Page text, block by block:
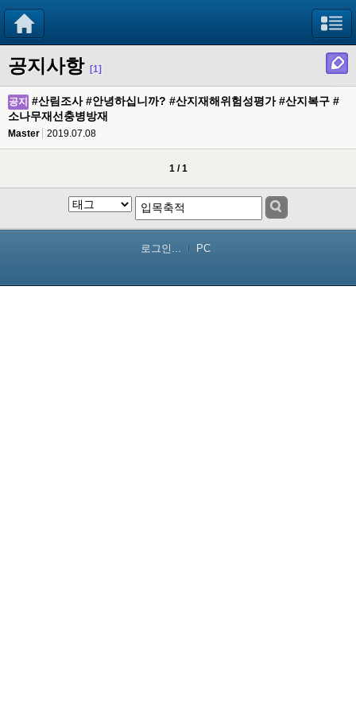
공지사항 [1]
공지
#산림조사 #안녕하십니까? #산지재해위험성평가 #산지복구 #
소나무재선충병방재
Master 2019.07.08
1 / 1
로그인... PC